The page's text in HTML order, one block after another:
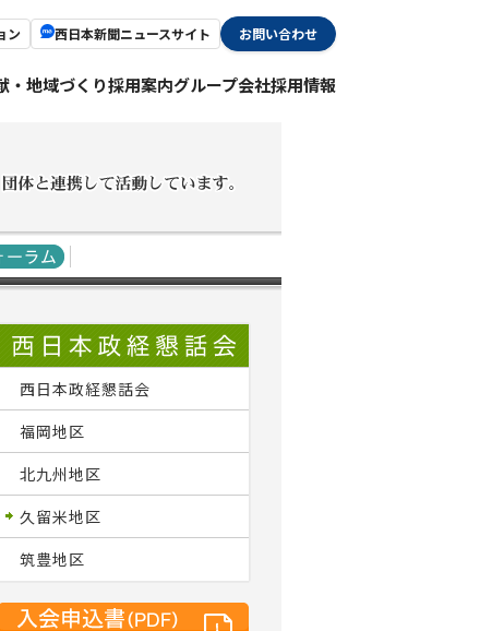
ン 西日本新聞ニュースサイト お問い合わせ
・地域づくり採用案内グループ会社採用情報
西日本政経懇話会
福岡地区
北九州地区
久留米地区
筑豊地区